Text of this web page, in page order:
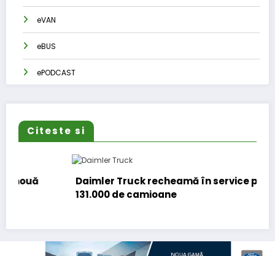
eVAN
eBUS
ePODCAST
Citeste si
Daimler Truck recheamă în service peste
131.000 de camioane